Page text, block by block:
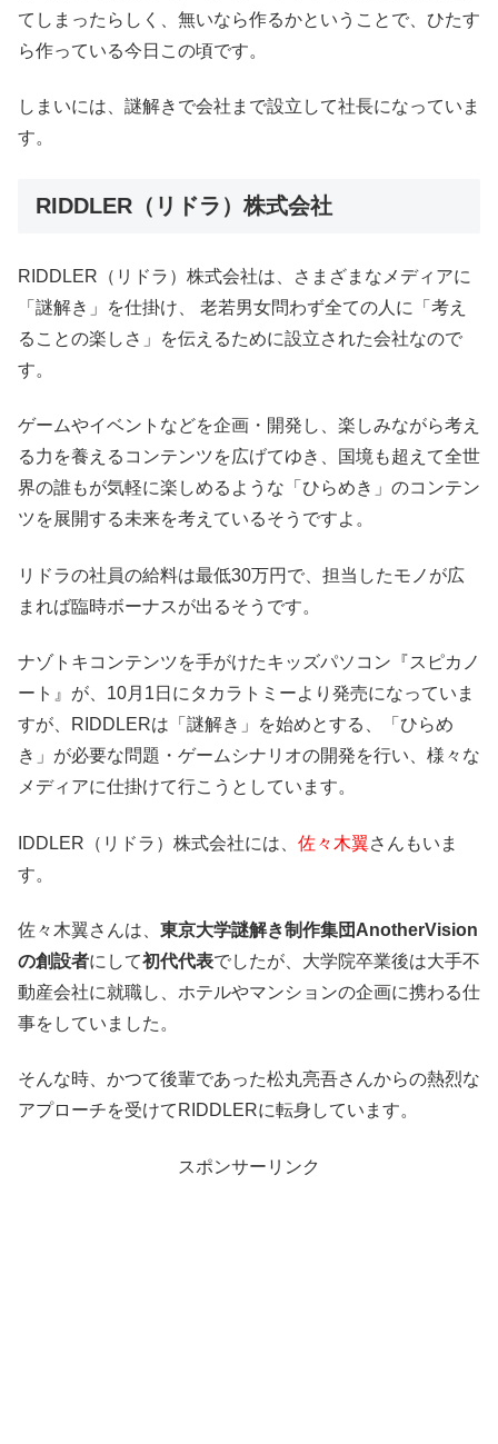
てしまったらしく、無いなら作るかということで、ひたす
ら作っている今日この頃です。
しまいには、謎解きで会社まで設立して社長になっていま
す。
RIDDLER（リドラ）株式会社
RIDDLER（リドラ）株式会社は、さまざまなメディアに
「謎解き」を仕掛け、 老若男女問わず全ての人に「考え
ることの楽しさ」を伝えるために設立された会社なので
す。
ゲームやイベントなどを企画・開発し、楽しみながら考え
る力を養えるコンテンツを広げてゆき、国境も超えて全世
界の誰もが気軽に楽しめるような「ひらめき」のコンテン
ツを展開する未来を考えているそうですよ。
リドラの社員の給料は最低30万円で、担当したモノが広
まれば臨時ボーナスが出るそうです。
ナゾトキコンテンツを手がけたキッズパソコン『スピカノ
ート』が、10月1日にタカラトミーより発売になっていま
すが、RIDDLERは「謎解き」を始めとする、「ひらめ
き」が必要な問題・ゲームシナリオの開発を行い、様々な
メディアに仕掛けて行こうとしています。
IDDLER（リドラ）株式会社には、 佐々木翼さんもいま
す。
佐々木翼さんは、 東京大学謎解き制作集団AnotherVision
の創設者にして初代代表でしたが、大学院卒業後は大手不
動産会社に就職し、ホテルやマンションの企画に携わる仕
事をしていました。
そんな時、かつて後輩であった松丸亮吾さんからの熱烈な
アプローチを受けてRIDDLERに転身しています。
スポンサーリンク